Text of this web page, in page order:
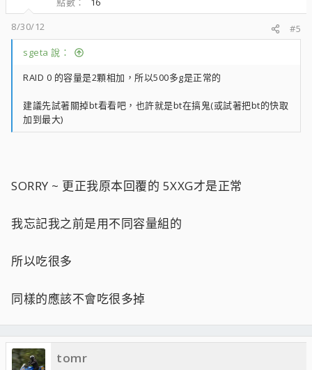
8/30/12
#5
sgeta 說：
RAID 0 的容量是2顆相加，所以500多g是正常的
建議先試著關掉bt看看吧，也許就是bt在搞鬼(或試著把bt的快取
加到最大)
SORRY ~ 更正我原本回覆的 5XXG才是正常
我忘記我之前是用不同容量組的
所以吃很多
同樣的應該不會吃很多掉
tomr